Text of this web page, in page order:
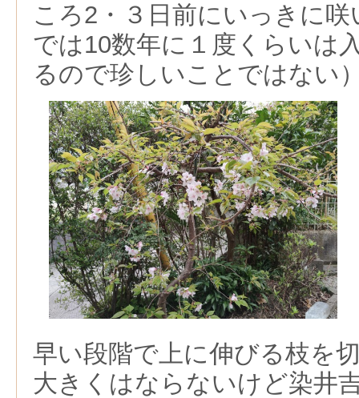
ころ2・３日前にいっきに
では10数年に１度くらいは
るので珍しいことではない
早い段階で上に伸びる枝を
大きくはならないけど染井